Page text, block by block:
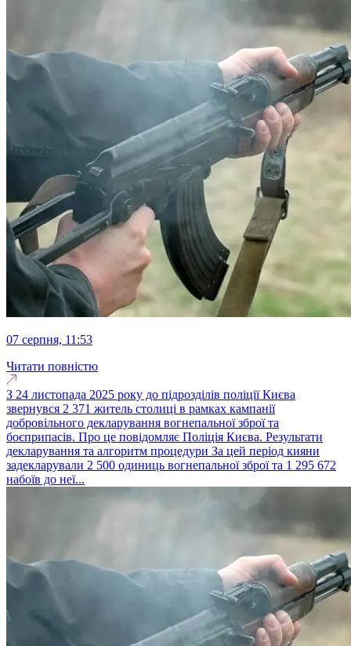
07 серпня, 11:53
Читати повністю
З 24 листопада 2025 року до підрозділів поліції Києва
звернувся 2 371 житель столиці в рамках кампанії
добровільного декларування вогнепальної зброї та
боєприпасів. Про це повідомляє Поліція Києва. Результати
декларування та алгоритм процедури За цей період кияни
задекларували 2 500 одиниць вогнепальної зброї та 1 295 672
набоїв до неї...